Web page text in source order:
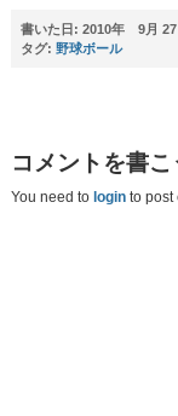
書いた日: 2010年 9月
タグ: 野球ボール
コメントを書こ
You need to login to post